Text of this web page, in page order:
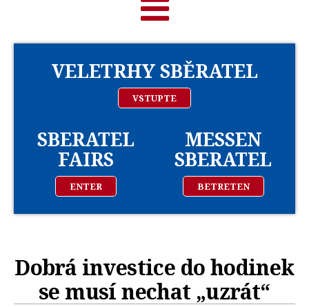
VELETRHY SBĚRATEL
VSTUPTE
SBERATEL
FAIRS
ENTER
MESSEN
SBERATEL
BETRETEN
Dobrá investice do hodinek
se musí nechat „uzrát“